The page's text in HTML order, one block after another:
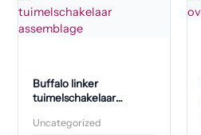
Buffalo linker
tuimelschakelaar
Uncategorized